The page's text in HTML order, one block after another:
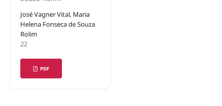
José Vagner Vital, Maria
Helena Fonseca de Souza
Rolim
22
PDF